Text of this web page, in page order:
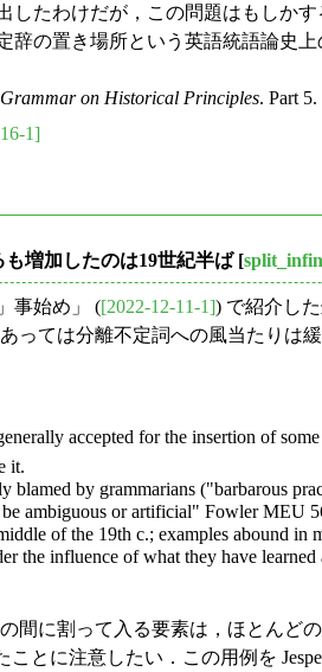
たわけだが，この問題はもしか
辞の置き場所という英語統語論史
on Historical Principles. Part
1]
増加したのは19世紀半ば[
事始め」 ([2022-12-11-1]) で紹介した
あっては分離不定詞への風当たり
accepted for the insertion of
it.
blamed by grammarians ("barbarous
ambiguous or artificial" Fowler MEU
of the 19th c.; examples abound
the influence of what they have
間に割って入る要素は，ほとんど
とに注意したい．この用例を